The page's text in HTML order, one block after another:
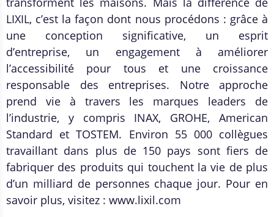
LIXIL, c’est la façon dont nous procédons : grâce à
une conception significative, un esprit
d’entreprise, un engagement à améliorer
l’accessibilité pour tous et une croissance
responsable des entreprises. Notre approche
prend vie à travers les marques leaders de
l’industrie, y compris INAX, GROHE, American
Standard et TOSTEM. Environ 55 000 collègues
travaillant dans plus de 150 pays sont fiers de
fabriquer des produits qui touchent la vie de plus
d’un milliard de personnes chaque jour. Pour en
savoir plus, visitez : www.lixil.com